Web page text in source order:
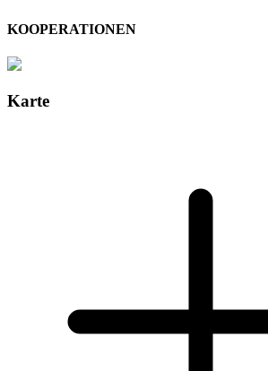
KOOPERATIONEN
Karte